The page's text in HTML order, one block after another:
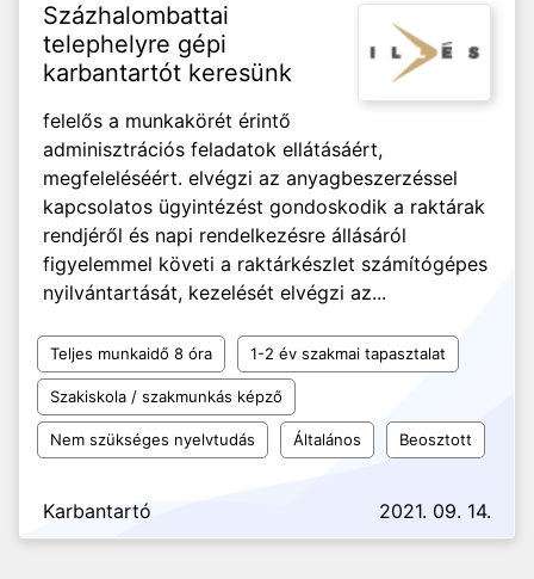
Százhalombattai
telephelyre gépi
karbantartót keresünk
felelős a munkakörét érintő
adminisztrációs feladatok ellátásáért,
megfeleléséért. elvégzi az anyagbeszerzéssel
kapcsolatos ügyintézést gondoskodik a raktárak
rendjéről és napi rendelkezésre állásáról
figyelemmel követi a raktárkészlet számítógépes
nyilvántartását, kezelését elvégzi az...
Teljes munkaidő 8 óra 1-2 év szakmai tapasztalat
Szakiskola / szakmunkás képző
Nem szükséges nyelvtudás Általános Beosztott
Karbantartó 2021. 09. 14.